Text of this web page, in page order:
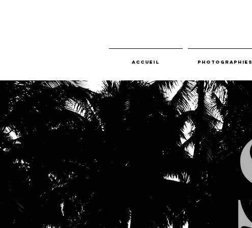
Accueil Photographies